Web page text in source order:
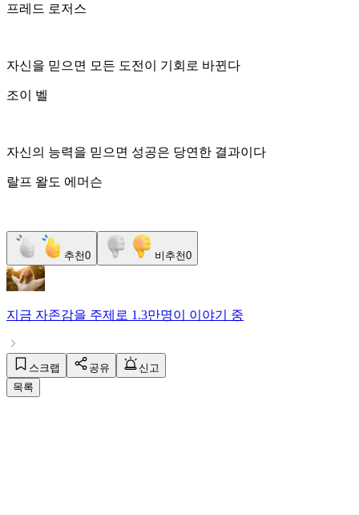
프레드 로저스
자신을 믿으면 모든 도전이 기회로 바뀐다
조이 벨
자신의 능력을 믿으면 성공은 당연한 결과이다
랄프 왈도 에머슨
추천0 비추천0
지금 자존감을 주제로 1.3만명이 이야기 중
스크랩 공유
신고
목록